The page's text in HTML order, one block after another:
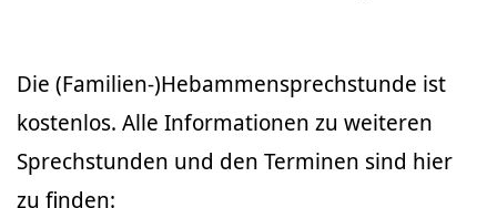
Die (Familien-)Hebammensprechstunde ist
kostenlos. Alle Informationen zu weiteren
Sprechstunden und den Terminen sind hier
zu finden: